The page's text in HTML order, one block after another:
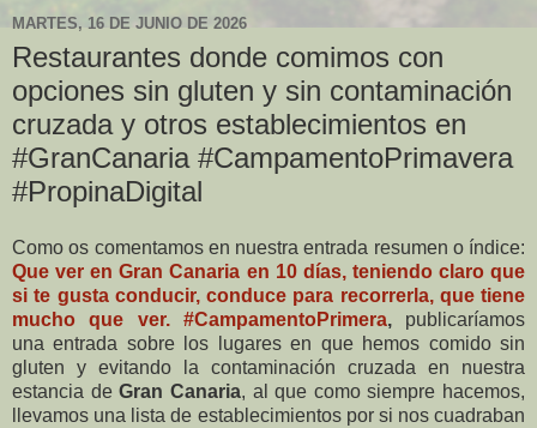
MARTES, 16 DE JUNIO DE 2026
Restaurantes donde comimos con
opciones sin gluten y sin contaminación
cruzada y otros establecimientos en
#GranCanaria #CampamentoPrimavera
#PropinaDigital
Comoos comentamos en nuestra entrada resumen o índice:
Que ver en Gran Canaria en 10 días, teniendo claro que
si te gusta conducir, conduce para recorrerla, que tiene
mucho que ver. #CampamentoPrimera, publicaríamos
una entrada sobre los lugares en que hemos comido sin
gluten y evitando la contaminación cruzada en nuestra
estancia deGran Canaria, al que como siempre hacemos,
llevamos una lista de establecimientos por si nos cuadraban